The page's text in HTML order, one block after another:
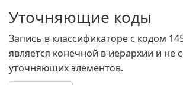
Уточняющие коды
Запись в классификаторе с кодом
является конечной в иерархии и не
уточняющих элементов.